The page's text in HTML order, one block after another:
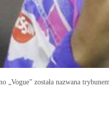
„Vogue” została nazwana